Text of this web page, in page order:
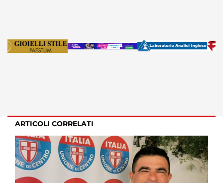
ARTICOLI CORRELATI